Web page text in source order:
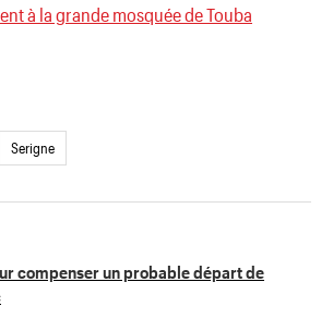
à la grande mosquée de Touba
Serigne
compenser un probable départ de